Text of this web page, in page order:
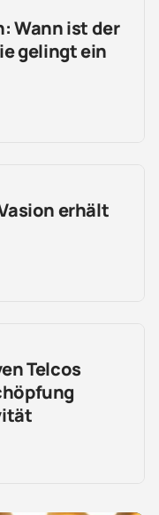
Wann ist der
gelingt ein
erhält
Telcos